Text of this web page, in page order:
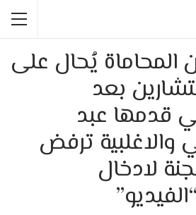
المحاماة يُحال على
بعد
قدمها عبد
والاغلبية ترفض
لادخال